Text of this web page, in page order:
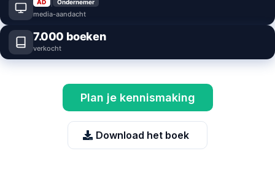
AD Ondernemer
media-aandacht
7.000 boeken
verkocht
Plan je kennismaking
Download het boek